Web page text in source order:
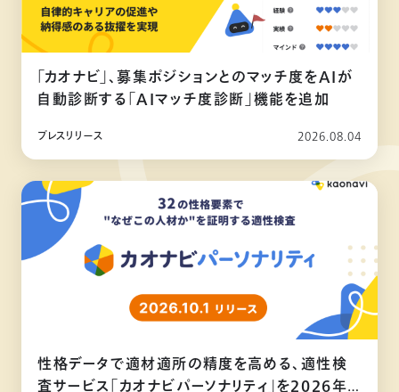
「カオナビ」、募集ポジションとのマッチ度をAIが
自動診断する「AIマッチ度診断」機能を追加
プレスリリース 2026.08.04
性格データで適材適所の精度を高める、適性検
査サービス「カオナビパーソナリティ」を2026年